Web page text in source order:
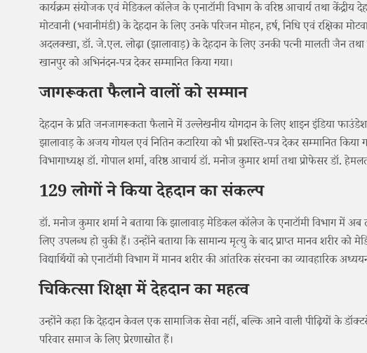
कार्यक्रम संयोजक एवं मेडिकल कॉलेज के एनाटॉमी विभाग के वरिष्ठ आचार्य तथा केंद्रीय
मोटवानी (भवानीमंडी) के देहदान के लिए उनके परिजन मोहन, हर्ष, निधि एवं रक्षिका
अदलक्खा, डॉ. जे.एल. लोढ़ा (झालावाड़) के देहदान के लिए उनकी पत्नी मालती जैन
खानपुर को अभिनंदन-पत्र देकर सम्मानित किया गया।
जागरूकता फैलाने वालों को सम्मान
देहदान के प्रति जनजागरूकता फैलाने में उल्लेखनीय योगदान के लिए शाइन इंडिया
झालावाड़ के अजय गोयल एवं नितिन कटारिया को भी प्रशस्ति-पत्र देकर सम्मानित
विभागाध्यक्ष डॉ. गोपाल शर्मा, वरिष्ठ आचार्य डॉ. मनोज कुमार शर्मा तथा प्रोफेसर डॉ.
129 लोगों ने किया देहदान का संकल्प
डॉ. मनोज कुमार शर्मा ने बताया कि झालावाड़ मेडिकल कॉलेज के एनाटॉमी विभाग
लिए उपलब्ध हो चुकी हैं। उन्होंने बताया कि सामान्य मृत्यु के बाद प्राप्त मानव शरीर
विद्यार्थियों को एनाटॉमी विभाग में मानव शरीर की आंतरिक संरचना का व्यावहारिक
चिकित्सा शिक्षा में देहदान का महत्व
उन्होंने कहा कि देहदान केवल एक सामाजिक सेवा नहीं, बल्कि आने वाली पीढ़ियों के
परिवार समाज के लिए प्रेरणास्रोत हैं।